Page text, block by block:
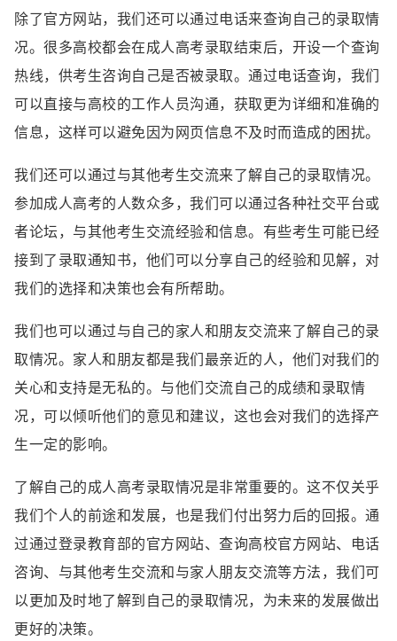
除了官方网站，我们还可以通过电话来查询自己的录取情
况。很多高校都会在成人高考录取结束后，开设一个查询
热线，供考生咨询自己是否被录取。通过电话查询，我们
可以直接与高校的工作人员沟通，获取更为详细和准确的
信息，这样可以避免因为网页信息不及时而造成的困扰。
我们还可以通过与其他考生交流来了解自己的录取情况。
参加成人高考的人数众多，我们可以通过各种社交平台或
者论坛，与其他考生交流经验和信息。有些考生可能已经
接到了录取通知书，他们可以分享自己的经验和见解，对
我们的选择和决策也会有所帮助。
我们也可以通过与自己的家人和朋友交流来了解自己的录
取情况。家人和朋友都是我们最亲近的人，他们对我们的
关心和支持是无私的。与他们交流自己的成绩和录取情
况，可以倾听他们的意见和建议，这也会对我们的选择产
生一定的影响。
了解自己的成人高考录取情况是非常重要的。这不仅关乎
我们个人的前途和发展，也是我们付出努力后的回报。通
过通过登录教育部的官方网站、查询高校官方网站、电话
咨询、与其他考生交流和与家人朋友交流等方法，我们可
以更加及时地了解到自己的录取情况，为未来的发展做出
更好的决策。